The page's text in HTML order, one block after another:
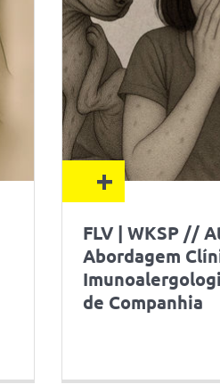
+
FLV | WKSP //
Abordagem
de Companhia